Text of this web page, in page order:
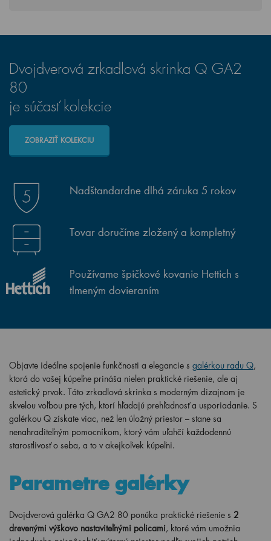
Dvojdverová zrkadlová skrinka Q GA2
80
je súčasť kolekcie
ZOBRAZIŤ KOLEKCIU
Nadštandardne dlhá záruka 5 rokov
Tovar doručíme zložený a kompletný
Používame špičkové kovanie Hettich s
tlmeným dovieraním
Objavte ideálne spojenie funkčnosti a elegancie s galérkou radu Q,
ktorá do vašej kúpeľne prináša nielen praktické riešenie, ale aj
estetický prvok. Táto zrkadlová skrinka s moderným dizajnom je
skvelou voľbou pre tých, ktorí hľadajú prehľadnosť a usporiadanie. S
galérkou Q získate viac, než len úložný priestor – stane sa
nenahraditeľným pomocníkom, ktorý vám uľahčí každodennú
starostlivosť o seba, a to v akejkoľvek kúpeľni.
Parametre galérky
Dvojdverová galérka Q GA2 80 ponúka praktické riešenie s 2
drevenými výškovo nastaviteľnými policami, ktoré vám umožnia